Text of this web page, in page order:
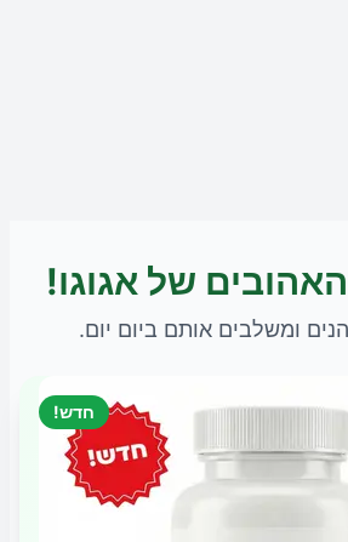
של אגוגו!
ומשלבים אותם ביום יום.
חדש!